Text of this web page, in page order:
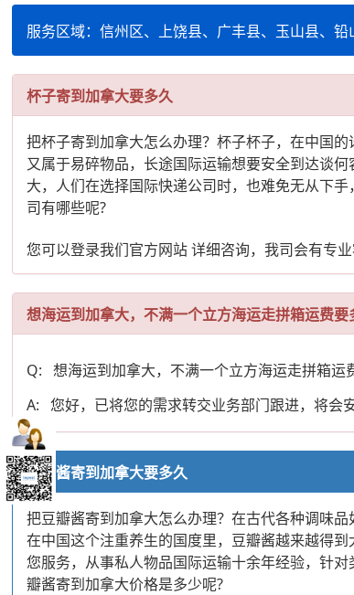
服务区域：信州区、上饶县、广丰县、玉山县、
杯子寄到加拿大要多久
把杯子寄到加拿大怎么办理？杯子杯子，在中国
又属于易碎物品，长途国际运输想要安全到达谈
大，人们在选择国际快递公司时，也难免无从下
司有哪些呢?
您可以登录我们官方网站 详细咨询，我司会有专
想海运到加拿大，不满一个立方海运走拼箱运费要
Q: 想海运到加拿大，不满一个立方海运走拼箱运
A: 您好，已将您的需求转交业务部门跟进，将会
豆瓣酱寄到加拿大要多久
把豆瓣酱寄到加拿大怎么办理？在古代各种调味
在中国这个注重养生的国度里，豆瓣酱越来越得
您服务，从事私人物品国际运输十余年经验，针
瓣酱寄到加拿大价格是多少呢?